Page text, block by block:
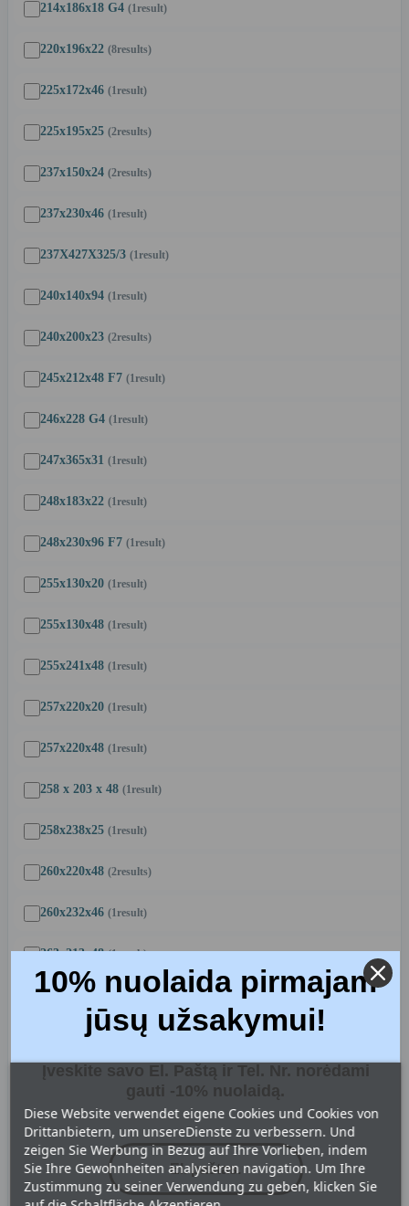
214x186x18 G4 (1result)
220x196x22 (8results)
225x172x46 (1result)
225x195x25 (2results)
237x150x24 (2results)
237x230x46 (1result)
237X427X325/3 (1result)
240x140x94 (1result)
240x200x23 (2results)
245x212x48 F7 (1result)
246x228 G4 (1result)
247x365x31 (1result)
248x183x22 (1result)
248x230x96 F7 (1result)
255x130x20 (1result)
255x130x48 (1result)
255x241x48 (1result)
257x220x20 (1result)
257x220x48 (1result)
258 x 203 x 48 (1result)
258x238x25 (1result)
260x220x48 (2results)
260x232x46 (1result)
263x213x48(1result)
264x182x18(2 results)
265x250x46 result)
270x86x46 (2results)
270x121x25(1result)
270x187x25(1 result)
270x242x95(1result)
Diese Website verwendet eigene Cookies und Cookies von
Drittanbietern, um unsereDienste zu verbessern. Und
zeigen Sie Werbung in Bezug auf Ihre Vorlieben, indem
Sie Ihre Gewohnheiten analysieren navigation. Um Ihre
Zustimmung zu seiner Verwendung zu geben, klicken Sie
10% nuolaida pirmajam
jūsų užsakymui!
Įveskite savo El. Paštą ir Tel. Nr. norėdami
gauti -10% nuolaidą.